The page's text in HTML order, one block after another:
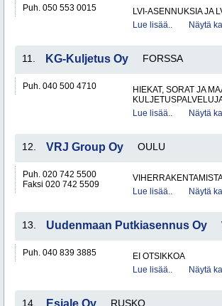
Puh. 050 553 0015
LVI-ASENNUKSIA JA
Lue lisää..
Näytä
11. KG-Kuljetus Oy FORSSA
Puh. 040 500 4710
HIEKAT, SORAT JA
Lue lisää..
Näytä
12. VRJ Group Oy OULU
Puh. 020 742 5500
Faksi 020 742 5509
Lue lisää..
Näytä
13. Uudenmaan Putkiasennus Oy
Puh. 040 839 3885
EI OTSIKKOA
Lue lisää..
Näytä
14. Esjale Oy RUSKO